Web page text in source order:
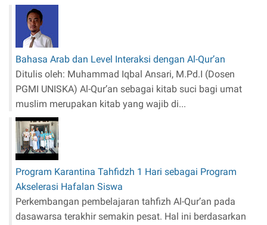
25...
Bahasa Arab dan Level Interaksi dengan Al-Qur’an
Ditulis oleh: Muhammad Iqbal Ansari, M.Pd.I (Dosen
PGMI UNISKA) Al-Qur’an sebagai kitab suci bagi umat
muslim merupakan kitab yang wajib di...
Program Karantina Tahfidzh 1 Hari sebagai Program
Akselerasi Hafalan Siswa
Perkembangan pembelajaran tahfizh Al-Qur’an pada